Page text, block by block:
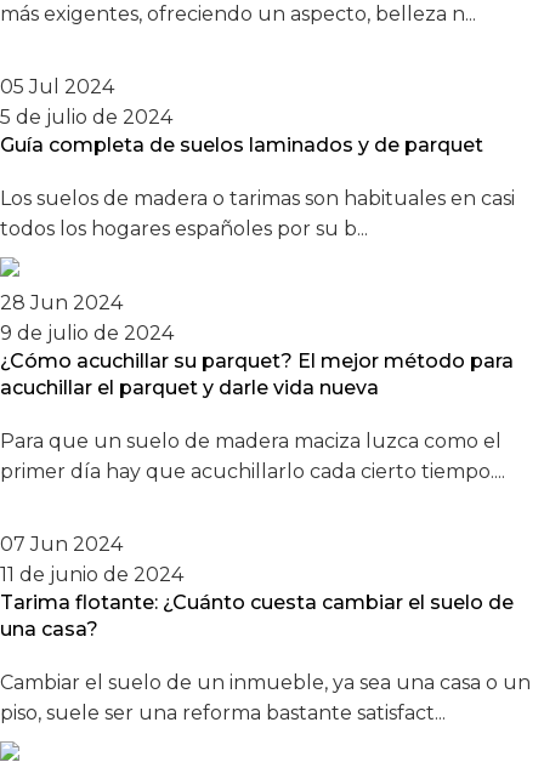
más exigentes, ofreciendo un aspecto, belleza n...
05 Jul 2024
5 de julio de 2024
Guía completa de suelos laminados y de parquet
Los suelos de madera o tarimas son habituales en casi
todos los hogares españoles por su b...
28 Jun 2024
9 de julio de 2024
¿Cómo acuchillar su parquet? El mejor método para
acuchillar el parquet y darle vida nueva
Para que un suelo de madera maciza luzca como el
primer día hay que acuchillarlo cada cierto tiempo....
07 Jun 2024
11 de junio de 2024
Tarima flotante: ¿Cuánto cuesta cambiar el suelo de
una casa?
Cambiar el suelo de un inmueble, ya sea una casa o un
piso, suele ser una reforma bastante satisfact...